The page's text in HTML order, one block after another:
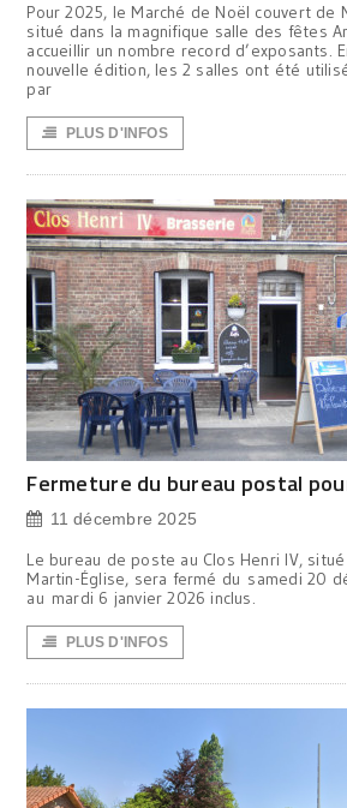
Pour 2025, le Marché de Noël couvert de
situé dans la magnifique salle des fêtes
accueillir un nombre record d’exposants.
nouvelle édition, les 2 salles ont été
par
PLUS D'INFOS
Fermeture du bureau postal
11 décembre 2025
Le bureau de poste au Clos Henri IV,
Martin-Église, sera fermé du samedi 20
au mardi 6 janvier 2026 inclus.
PLUS D'INFOS